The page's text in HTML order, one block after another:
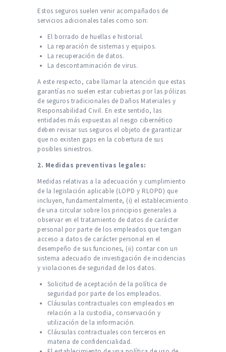
Estos seguros suelen venir acompañados de
servicios adicionales tales como son:
El borrado de huellas e historial.
La reparación de sistemas y equipos.
La recuperación de datos.
La descontaminación de virus.
A este respecto, cabe llamar la atención que estas
garantías no suelen estar cubiertas por las pólizas
de seguros tradicionales de Daños Materiales y
Responsabilidad Civil. En este sentido, las
entidades más expuestas al riesgo cibernético
deben revisar sus seguros el objeto de garantizar
que no existen gaps en la cobertura de sus
posibles siniestros.
2. Medidas preventivas legales:
Medidas relativas a la adecuación y cumplimiento
de la legislación aplicable (LOPD y RLOPD) que
incluyen, fundamentalmente, (i) el establecimiento
de una circular sobre los principios generales a
observar en el tratamiento de datos de carácter
personal por parte de los empleados que tengan
acceso a datos de carácter personal en el
desempeño de sus funciones, (ii) contar con un
sistema adecuado de investigación de incidencias
y violaciones de seguridad de los datos.
Solicitud de aceptación de la política de
seguridad por parte de los empleados.
Cláusulas contractuales con empleados en
relación a la custodia, conservación y
utilización de la información.
Cláusulas contractuales con terceros en
materia de confidencialidad.